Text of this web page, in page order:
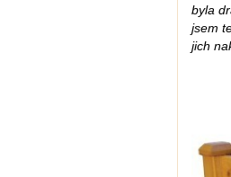
byla
jsem
jich